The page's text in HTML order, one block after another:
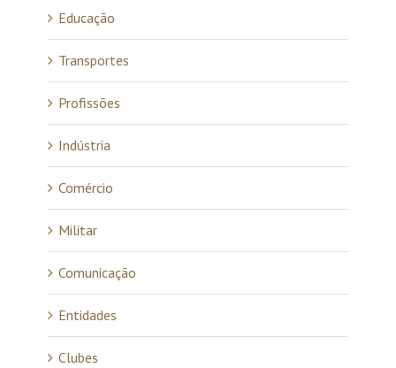
Educação
Transportes
Profissões
Indústria
Comércio
Militar
Comunicação
Entidades
Clubes